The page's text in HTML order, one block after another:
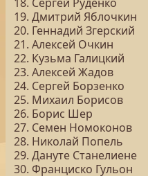
19. Дмитрий Яблочкин
20. Геннадий Згерский
21. Алексей Очкин
22. Кузьма Галицкий
23. Алексей Жадов
24. Сергей Борзенко
25. Михаил Борисов
26. Борис Шер
27. Семен Номоконов
28. Николай Попель
29. Дануте Станелиене
30. Франциско Гульон